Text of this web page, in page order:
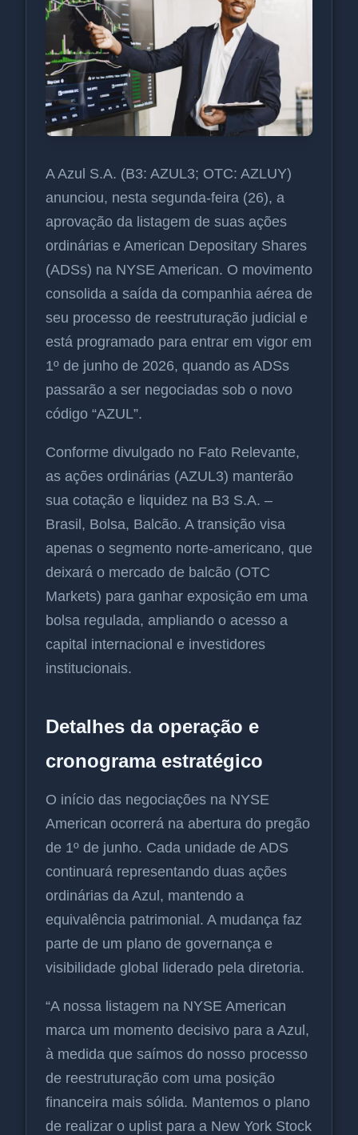
A Azul S.A. (B3: AZUL3; OTC: AZLUY)
anunciou, nesta segunda-feira (26), a
aprovação da listagem de suas ações
ordinárias e American Depositary Shares
(ADSs) na NYSE American. O movimento
consolida a saída da companhia aérea de
seu processo de reestruturação judicial e
está programado para entrar em vigor em
1º de junho de 2026, quando as ADSs
passarão a ser negociadas sob o novo
código “AZUL”.
Conforme divulgado no Fato Relevante,
as ações ordinárias (AZUL3) manterão
sua cotação e liquidez na B3 S.A. –
Brasil, Bolsa, Balcão. A transição visa
apenas o segmento norte-americano, que
deixará o mercado de balcão (OTC
Markets) para ganhar exposição em uma
bolsa regulada, ampliando o acesso a
capital internacional e investidores
institucionais.
Detalhes da operação e
cronograma estratégico
O início das negociações na NYSE
American ocorrerá na abertura do pregão
de 1º de junho. Cada unidade de ADS
continuará representando duas ações
ordinárias da Azul, mantendo a
equivalência patrimonial. A mudança faz
parte de um plano de governança e
visibilidade global liderado pela diretoria.
“A nossa listagem na NYSE American
marca um momento decisivo para a Azul,
à medida que saímos do nosso processo
de reestruturação com uma posição
financeira mais sólida. Mantemos o plano
de realizar o uplist para a New York Stock